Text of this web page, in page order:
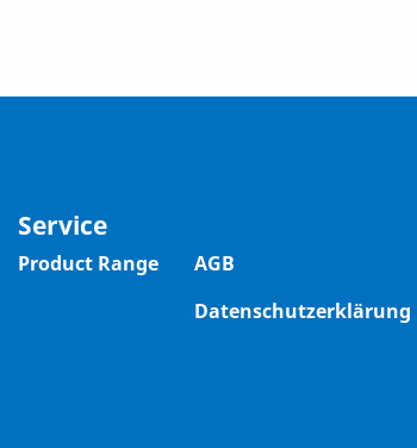
Service
Product Range
AGB
Datenschutzerklärung